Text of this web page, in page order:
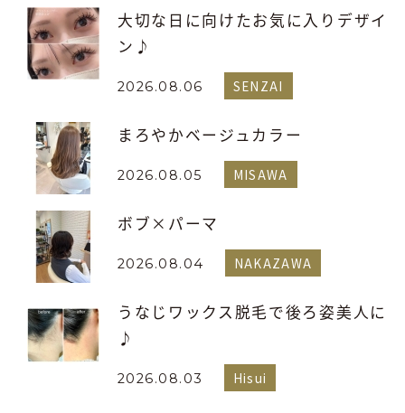
大切な日に向けたお気に入りデザイ
ン♪
2026.08.06 SENZAI
まろやかベージュカラー
2026.08.05 MISAWA
ボブ×パーマ
2026.08.04 NAKAZAWA
うなじワックス脱毛で後ろ姿美人に
♪
2026.08.03 Hisui